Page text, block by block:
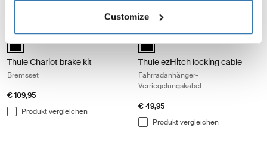
Customize
Thule Chariot brake kit Bremsset Black
Thule Chariot brake kit Schwarz (selected)
Thule Chariot brake kit
Bremsset
€ 109,95
Produkt vergleichen
Thule ezHitch locking cable
Thule ezHitch locking cable
Thule ezHitch locking cable
Fahrradanhänger-
Verriegelungskabel
€ 49,95
Produkt vergleichen